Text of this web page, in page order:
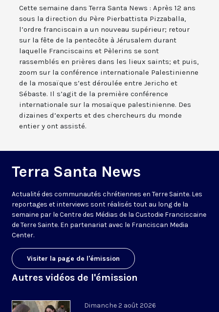
Cette semaine dans Terra Santa News : Après 12 ans
sous la direction du Père Pierbattista Pizzaballa,
l’ordre franciscain a un nouveau supérieur; retour
sur la fête de la pentecôte à Jérusalem durant
laquelle Franciscains et Pèlerins se sont
rassemblés en prières dans les lieux saints; et puis,
zoom sur la conférence internationale Palestinienne
de la mosaïque s’est déroulée entre Jericho et
Sébaste. Il s’agit de la première conférence
internationale sur la mosaïque palestinienne. Des
dizaines d’experts et des chercheurs du monde
entier y ont assisté.
Terra Santa News
Actualité des communautés chrétiennes en Terre Sainte. Les
reportages et interviews sont réalisés tout au long de la
semaine par le Centre des Médias de la Custodie Franciscaine
de Terre Sainte. En partenariat avec le Franciscan Media
Center.
Visiter la page de l'émission
Autres vidéos de l'émission
Dimanche 2 août 2026